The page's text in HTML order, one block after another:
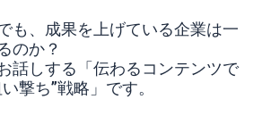
も、成果を上げている企業は一
のか？
話しする「伝わるコンテンツで
撃ち”戦略」です。